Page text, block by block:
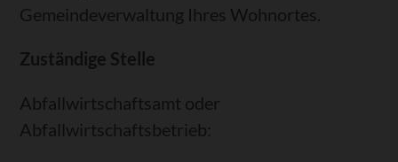
Gemeindeverwaltung Ihres Wohnortes.
Zuständige Stelle
Abfallwirtschaftsamt oder
Abfallwirtschaftsbetrieb: